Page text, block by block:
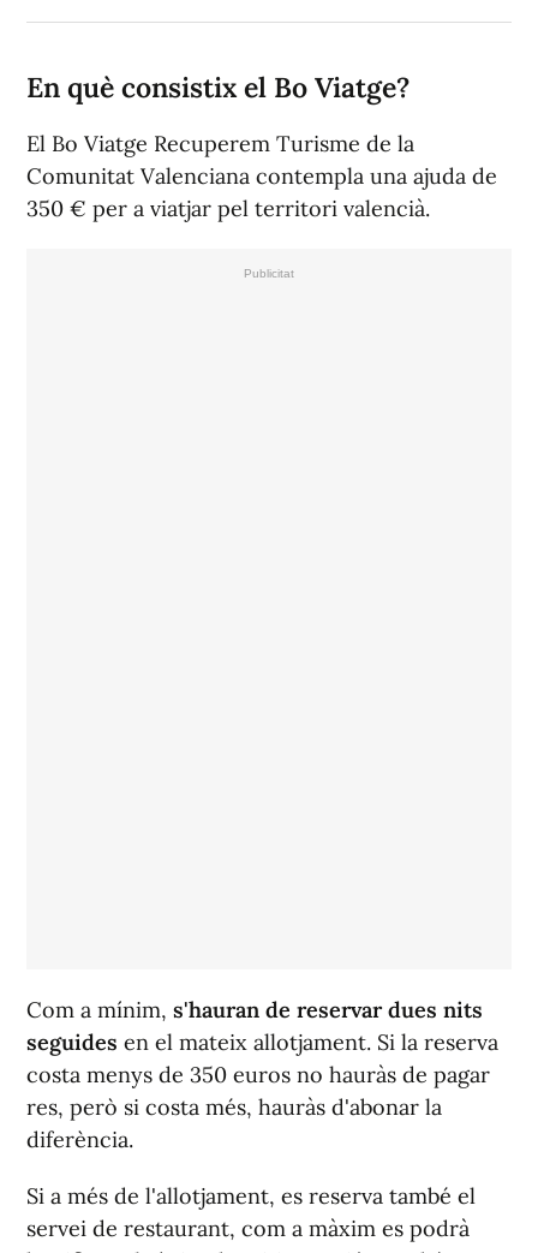
En què consistix el Bo Viatge?
El Bo Viatge Recuperem Turisme de la
Comunitat Valenciana contempla una ajuda de
350 € per a viatjar pel territori valencià.
Com a mínim, s'hauran de reservar dues nits
seguides en el mateix allotjament. Si la reserva
costa menys de 350 euros no hauràs de pagar
res, però si costa més, hauràs d'abonar la
diferència.
Si a més de l'allotjament, es reserva també el
servei de restaurant, com a màxim es podrà